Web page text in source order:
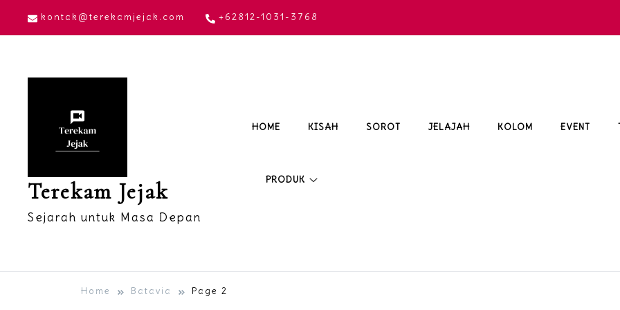
to
kontak@terekamjejak.com +62812-1031-3768
Terekam Jejak
Sejarah untuk Masa Depan
HOME KISAH SOROT JELAJAH KOLOM EVENT
PRODUK
Home Batavia Page 2